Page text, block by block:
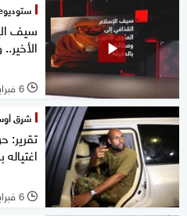
ستوديوone مع فضيلة
سيف
l 6 فبراير 2026
شرق
تقرير:
l 6 فبراير 2026